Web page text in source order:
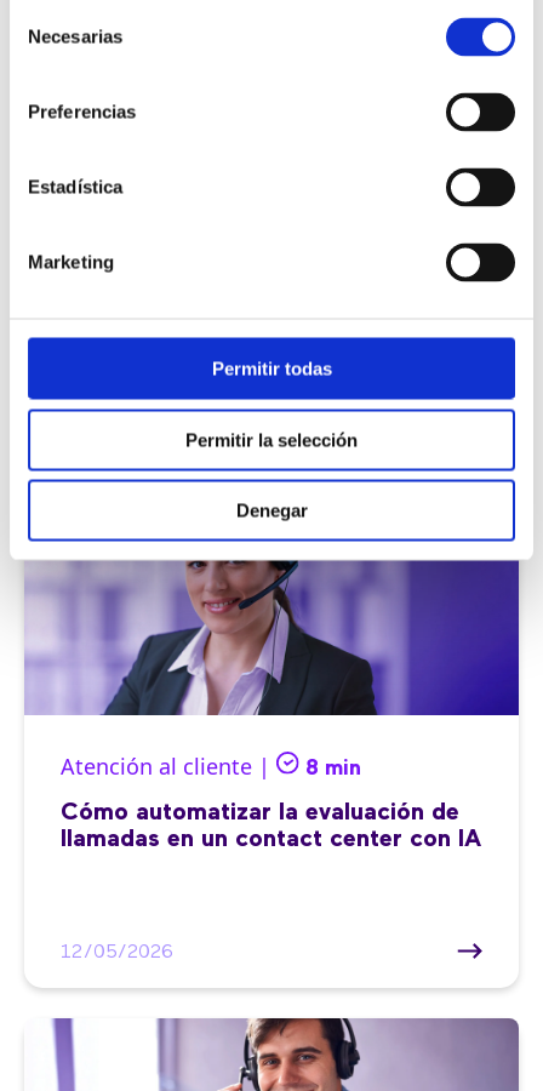
Necesarias
Preferencias
Estadística
Marketing
Permitir todas
Permitir la selección
Denegar
Atención al cliente | 8 min
Cómo automatizar la evaluación de
llamadas en un contact center con IA
12/05/2026